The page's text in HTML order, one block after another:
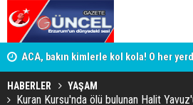
ACA, bakın kimlerle kol kola! O her
HABERLER YAŞAM
Kuran Kursu'nda ölü bulunan Halit